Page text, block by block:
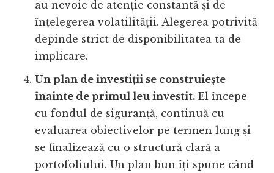
au nevoie de atenție constantă și de
înțelegerea volatilității. Alegerea potrivită
depinde strict de disponibilitatea ta de
implicare.
Un plan de investiții se construiește
înainte de primul leu investit. El începe
cu fondul de siguranță, continuă cu
evaluarea obiectivelor pe termen lung și
se finalizează cu o structură clară a
portofoliului. Un plan bun îți spune când